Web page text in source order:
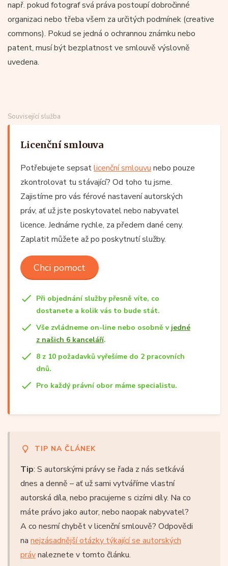
např. pokud fotograf svá práva postoupí dobročinné
organizaci nebo třeba všem za určitých podmínek (creative
commons). Pokud se jedná o ochrannou známku nebo
patent, musí být bezplatnost ve smlouvě výslovně
uvedena.
Související služba
Licenční smlouva
Potřebujete sepsatlicenční smlouvu nebo pouze
zkontrolovat tu stávající? Od toho tu jsme.
Zajistíme pro vás férové nastavení autorských
práv, ať už jste poskytovatel nebo nabyvatel
licence. Jednáme rychle, za předem dané ceny.
Zaplatit můžete až po poskytnutí služby.
Chci pomoct
Při objednání služby přesně víte, co
dostanete a kolik vás to bude stát.
Vše zvládneme on-line nebo osobně v jedné
z našich 6 kanceláří.
8 z 10 požadavků vyřešíme do 2 pracovních
dnů.
Pro každý právní obor máme specialistu.
TIP NA ČLÁNEK
Tip: S autorskými právy se řada z nás setkává
dnes a denně – ať už sami vytváříme vlastní
autorská díla, nebo pracujeme s cizími díly. Na co
máte právo jako autor, nebo naopak nabyvatel?
A co nesmí chybět v licenční smlouvě? Odpovědi
na nejzásadnější otázky týkající se autorských
právnaleznete v tomto článku.